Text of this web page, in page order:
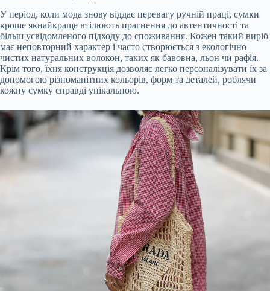
У період, коли мода знову віддає перевагу ручній праці, сумки
кроше якнайкраще втілюють прагнення до автентичності та
більш усвідомленого підходу до споживання. Кожен такий виріб
має неповторний характер і часто створюється з екологічно
чистих натуральних волокон, таких як бавовна, льон чи рафія.
Крім того, їхня конструкція дозволяє легко персоналізувати їх за
допомогою різноманітних кольорів, форм та деталей, роблячи
кожну сумку справді унікальною.